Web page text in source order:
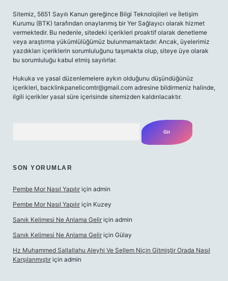
Sitemiz, 5651 Sayılı Kanun gereğince Bilgi Teknolojileri ve İletişim
Kurumu (BTK) tarafından onaylanmış bir Yer Sağlayıcı olarak hizmet
vermektedir. Bu nedenle, sitedeki içerikleri proaktif olarak denetleme
veya araştırma yükümlülüğümüz bulunmamaktadır. Ancak, üyelerimiz
yazdıkları içeriklerin sorumluluğunu taşımakta olup, siteye üye olarak
bu sorumluluğu kabul etmiş sayılırlar.
Hukuka ve yasal düzenlemelere aykırı olduğunu düşündüğünüz
içerikleri, backlinkpanelicomtr@gmail.com adresine bildirmeniz halinde,
ilgili içerikler yasal süre içerisinde sitemizden kaldırılacaktır.
SON YORUMLAR
Pembe Mor Nasıl Yapılır için admin
Pembe Mor Nasıl Yapılır için Kuzey
Sanık Kelimesi Ne Anlama Gelir için admin
Sanık Kelimesi Ne Anlama Gelir için Gülay
Hz Muhammed Sallallahu Aleyhi Ve Sellem Niçin Gitmiştir Orada Nasıl
Karşılanmıştır için admin